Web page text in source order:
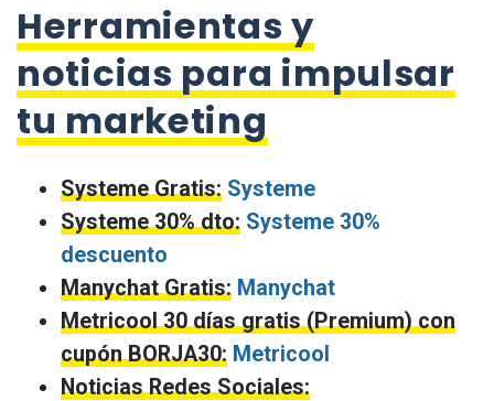
Herramientas y
noticias para impulsar
tu marketing
Systeme Gratis: Systeme
Systeme 30% dto: Systeme 30%
descuento
Manychat Gratis: Manychat
Metricool 30 días gratis (Premium) con
cupón BORJA30: Metricool
Noticias Redes Sociales: